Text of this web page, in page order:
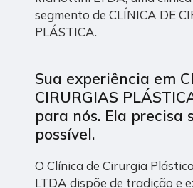
segmento de CLÍNICA DE
PLÁSTICA.
Sua experiência em
CIRURGIAS
para nós. Ela precisa
possível.
O Clínica de Cirurgia
LTDA dispõe de tradição e